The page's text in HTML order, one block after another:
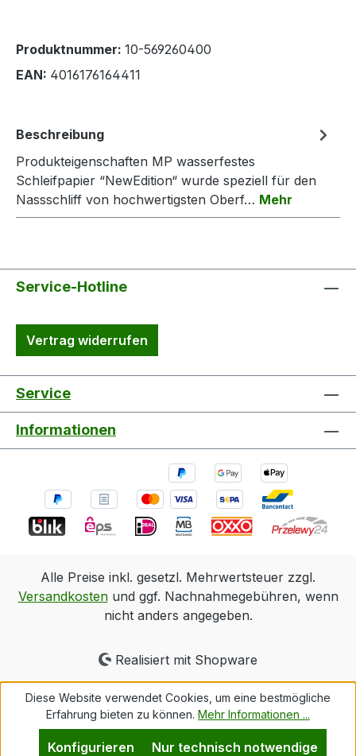
Produktnummer: 10-569260400
EAN: 4016176164411
Beschreibung
Produkteigenschaften MP wasserfestes
Schleifpapier “NewEdition“ wurde speziell für den
Nassschliff von hochwertigsten Oberf… Mehr
Service-Hotline
Vertrag widerrufen
Service
Informationen
Alle Preise inkl. gesetzl. Mehrwertsteuer zzgl.
Versandkostenund ggf. Nachnahmegebühren, wenn
nicht anders angegeben.
Realisiert mit Shopware
Diese Website verwendet Cookies, um eine bestmögliche
Erfahrung bieten zu können. Mehr Informationen ...
Nur technisch notwendige
Konfigurieren